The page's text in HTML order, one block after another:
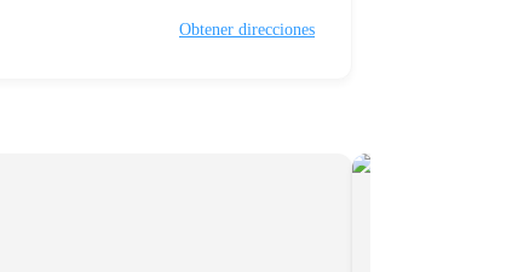
Obtener direcciones